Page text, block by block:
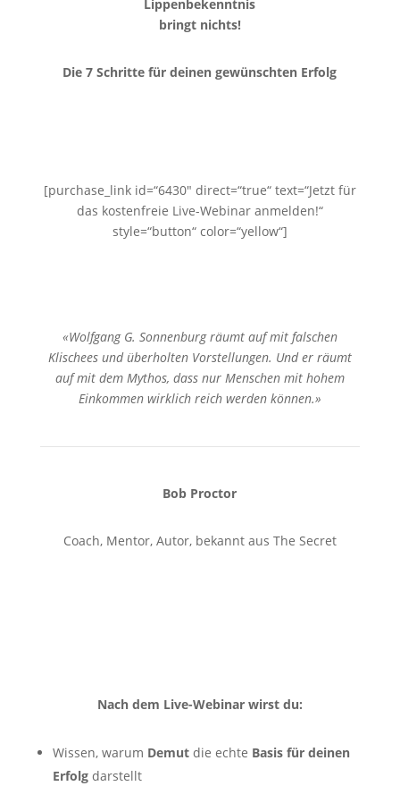
Lippenbekenntnis
bringt nichts!
Die 7 Schritte für deinengewünschten Erfolg
[purchase_link id=“6430″ direct=“true“ text=“Jetzt für
das kostenfreie Live-Webinar anmelden!“
style=“button“ color=“yellow“]
«Wolfgang G. Sonnenburg räumt auf mit falschen
Klischees und überholten Vorstellungen. Und er räumt
auf mit dem Mythos, dass nur Menschen mit hohem
Einkommen wirklich reich werden können.»
Bob Proctor
Coach, Mentor, Autor, bekannt aus The Secret
Nach dem Live-Webinar wirst du:
Wissen, warum Demut die echte Basis für deinen
Erfolg darstellt